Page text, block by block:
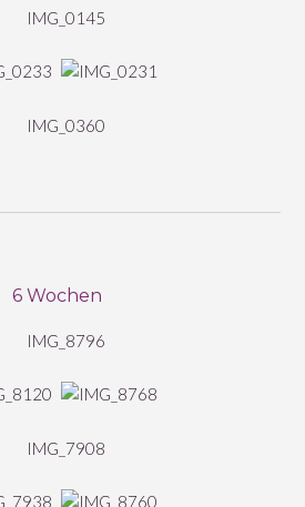
6 Wochen